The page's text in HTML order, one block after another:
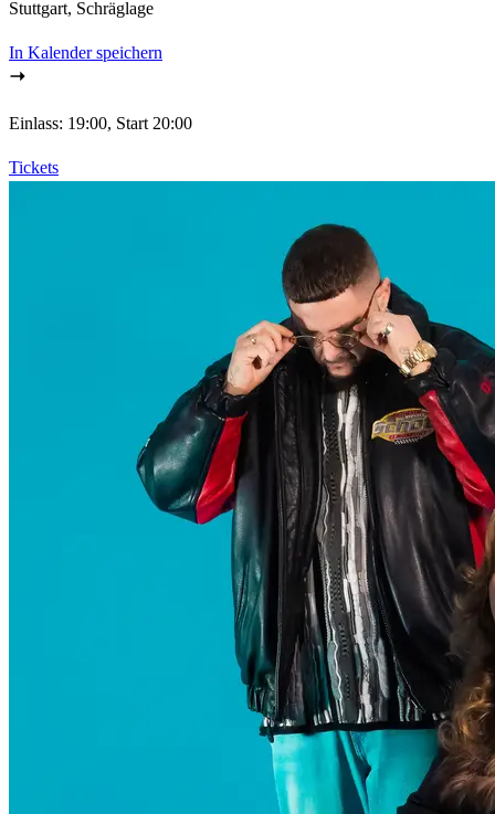
Stuttgart, Schräglage
In Kalender speichern
Einlass: 19:00, Start 20:00
Tickets